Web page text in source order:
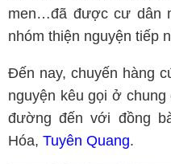
men…đã được cư dân
nhóm thiện nguyện tiếp
Đến nay, chuyến hàng
nguyện kêu gọi ở
đường đến với đồng
Hóa, Tuyên Quang.